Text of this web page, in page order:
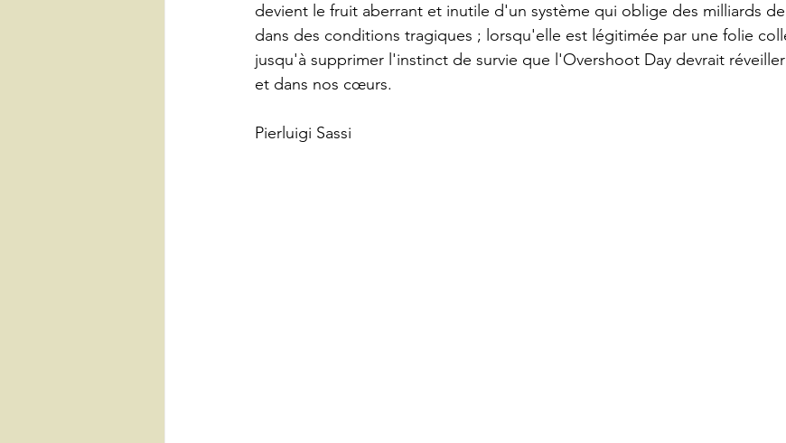
devient le fruit aberrant et inutile d'un système qui oblige des milliards
dans des conditions tragiques ; lorsqu'elle est légitimée par une folie
jusqu'à supprimer l'instinct de survie que l'Overshoot Day devrait
et dans nos cœurs.
Pierluigi Sassi